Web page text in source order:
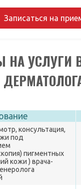
Записаться на
НА УСЛУГИ
консультация,
под
пигментных
кожи ) врача-